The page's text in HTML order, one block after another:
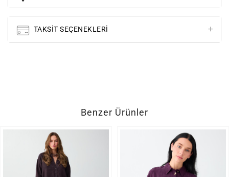
TAKSIT SEÇENEKLERI
Benzer Ürünler